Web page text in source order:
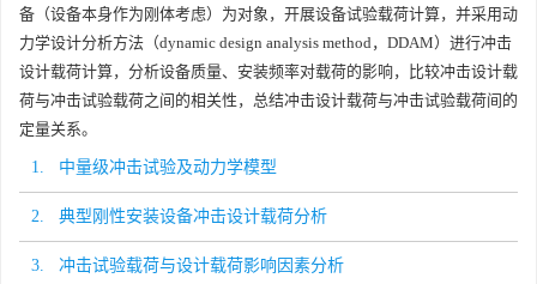
备（设备本身作为刚体考虑）为对象，开展设备试验载荷计算，并采用动
力学设计分析方法（dynamic design analysis method，DDAM）进行冲击
设计载荷计算，分析设备质量、安装频率对载荷的影响，比较冲击设计载
荷与冲击试验载荷之间的相关性，总结冲击设计载荷与冲击试验载荷间的
定量关系。
1. 中量级冲击试验及动力学模型
2. 典型刚性安装设备冲击设计载荷分析
3. 冲击试验载荷与设计载荷影响因素分析